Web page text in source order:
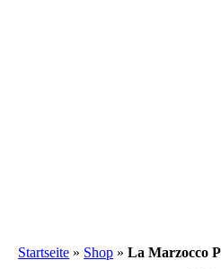
Startseite » Shop »La Marzocco